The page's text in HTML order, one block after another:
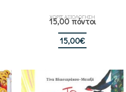
ΧΩΡΙΣ ΑΞΙΟΛΟΓΗΣΗ
15,00 πόντοι
15,00€